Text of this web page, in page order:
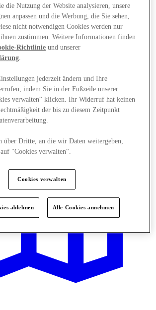
die Nutzung der Website analysieren, unsere
anpassen und die Werbung, die Sie sehen,
nicht notwendigen Cookies werden nur
ihnen zustimmen. Weitere Informationen finden
Richtlinie und unserer
.
jederzeit ändern und Ihre
indem Sie in der Fußzeile unserer
verwalten“ klicken. Ihr Widerruf hat keinen
der bis zu diesem Zeitpunkt
über Dritte, an die wir Daten weitergeben,
"Cookies verwalten“.
Cookies verwalten
ablehnen Alle Cookies annehmen